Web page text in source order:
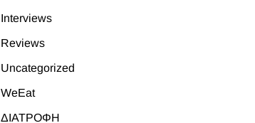
Interviews
Reviews
Uncategorized
WeEat
ΔΙΑΤΡΟΦΗ